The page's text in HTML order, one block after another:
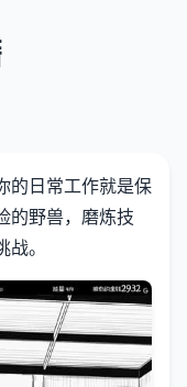
的日常工作就是保
野兽，磨炼技
。